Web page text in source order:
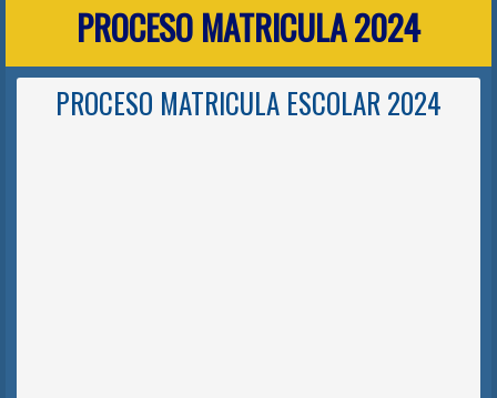
PROCESO MATRICULA 2024
PROCESO MATRICULA ESCOLAR 2024